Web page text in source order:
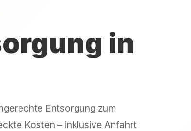
in
Entsorgung zum
Kosten – inklusive Anfahrt